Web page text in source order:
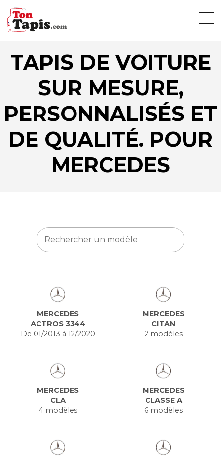
TAPIS DE VOITURE
SUR MESURE,
PERSONNALISÉS ET
DE QUALITÉ. POUR
MERCEDES
MERCEDES
ACTROS 3344
De 01/2013 à 12/2020
MERCEDES
CITAN
2 modèles
MERCEDES
CLA
4 modèles
MERCEDES
CLASSE A
6 modèles